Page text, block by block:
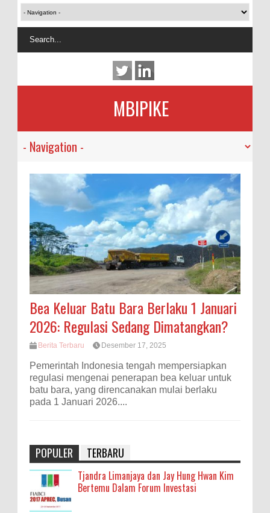
MBIPIKE
Bea Keluar Batu Bara Berlaku 1 Januari
2026: Regulasi Sedang Dimatangkan?
Berita Terbaru Desember 17, 2025
Pemerintah Indonesia tengah mempersiapkan
regulasi mengenai penerapan bea keluar untuk
batu bara, yang direncanakan mulai berlaku
pada 1 Januari 2026....
POPULER TERBARU
Tjandra Limanjaya dan Jay Hung Hwan Kim
Bertemu Dalam Forum Investasi